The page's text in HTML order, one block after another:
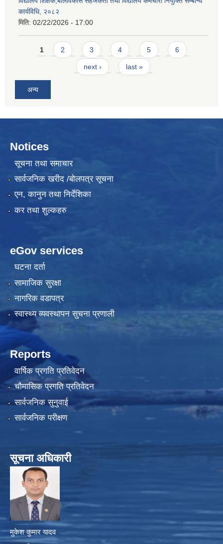
कार्यविधि, २०८२
मिति: 02/22/2026 - 17:00
Pages
1 2 3 4 5 6
next › last »
अन्य
Notices
सूचना तथा समाचार
सार्वजनिक खरीद /बोलपत्र सूचना
एन, कानुन तथा निर्देशिका
कर तथा शुल्कहरु
eGov services
घटना दर्ता
सामाजिक सुरक्षा
नागरिक वडापत्र
स्वास्थ्य व्यवस्थापन सुचना प्रणाली
Reports
वार्षिक प्रगति प्रतिवेदन
चौमासिक प्रगति प्रतिवेदन
सार्वजनिक सुनुवाई
सार्वजनिक परीक्षण
सूचना अधिकारी
मुकेश कुमार यादव